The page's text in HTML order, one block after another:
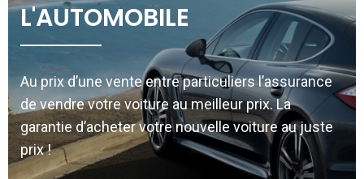
L'AUTOMOBILE
Au prix d’une vente entre particuliers l’assurance
de vendre votre voiture au meilleur prix. La
garantie d’acheter votre nouvelle voiture au juste
prix !